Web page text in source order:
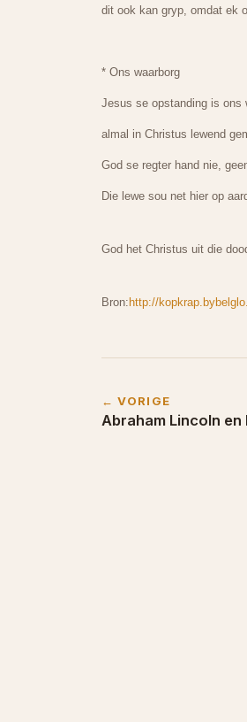
dit ook kan gryp, omdat ek
* Ons waarborg
Jesus se opstanding is ons
almal in Christus lewend
God se regter hand nie,
Die lewe sou net hier op
God het Christus uit die
Bron: http://
← VORIGE
Abraham Lincoln en